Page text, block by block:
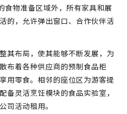
物准备区域外，所有家具和展
的，允许弹出窗口、合作伙伴活
其布局，使其能够不断发展，为
布着各种供应商的预制食品柜
用零食。相邻的座位区为游客提
备灵活烹饪模块的食品实验室，
司活动租用。